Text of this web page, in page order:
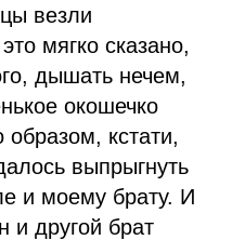
везли
мягко сказано,
дышать нечем,
окошечко
кстати,
выпрыгнуть
и моему брату. И
и другой брат